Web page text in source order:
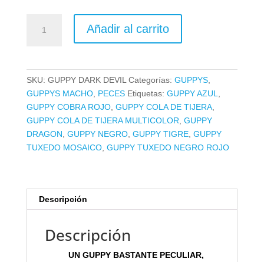
DARK
Añadir al carrito
SKU: GUPPY DARK DEVIL Categorías: GUPPYS,
GUPPYS MACHO, PECES Etiquetas: GUPPY AZUL
GUPPY COBRA ROJO, GUPPY COLA DE TIJERA,
GUPPY COLA DE TIJERA MULTICOLOR GUPPY
DRAGON GUPPY NEGRO, GUPPY TIGRE, GUPPY
TUXEDO MOSAICO, GUPPY TUXEDO NEGRO ROJO
Descripción
Descripción
UN GUPPY BASTANTE PECULIAR,